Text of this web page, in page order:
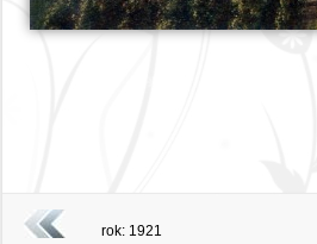
rok: 1921